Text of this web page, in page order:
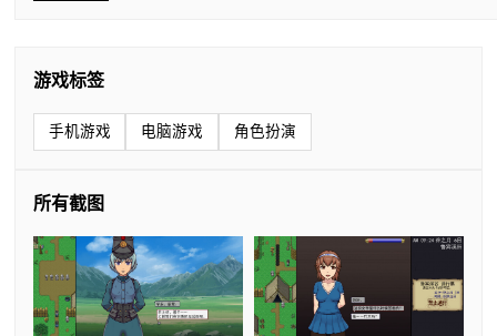
游戏标签
手机游戏 电脑游戏 角色扮演
所有截图